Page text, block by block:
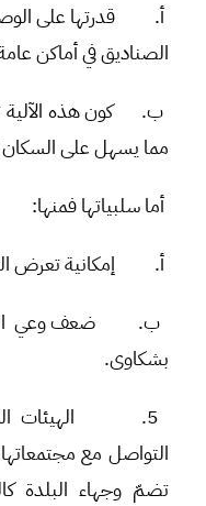
أ‌.قدرتها على
الصناديق في أماكن
ب‌.كون هذه
مما يسهل على السكان
أما سلبياتها فمنها:
أ‌. إمكانية تعرض
ب‌.ضعف وعي
بشكاوى.
الهيئات
التواصل مع
تضمّ وجهاء البلدة